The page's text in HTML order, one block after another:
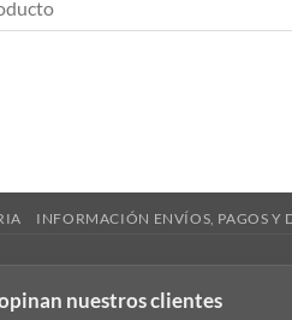
INFORMACIÓN ENVÍOS, PAGOS Y
nuestros clientes